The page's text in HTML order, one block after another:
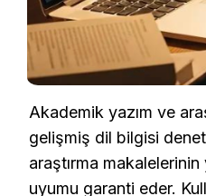
Akademik yazım ve
gelişmiş dil bilgisi
araştırma
uyumu garanti eder.